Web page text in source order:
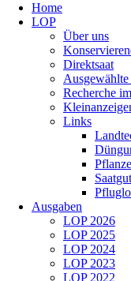
überspringen
Home
LOP
Über uns
Direktsaat
Recherche
Links
Saatgut
Ausgaben
LOP 2026
LOP 2025
LOP 2024
LOP 2023
LOP 2022